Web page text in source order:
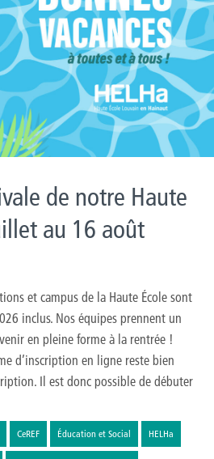
de notre Haute
au 16 août
et campus de la Haute École sont
inclus. Nos équipes prennent un
en pleine forme à la rentrée !
d’inscription en ligne reste bien
Il est donc possible de débuter
CeREF Éducation et Social HELHa